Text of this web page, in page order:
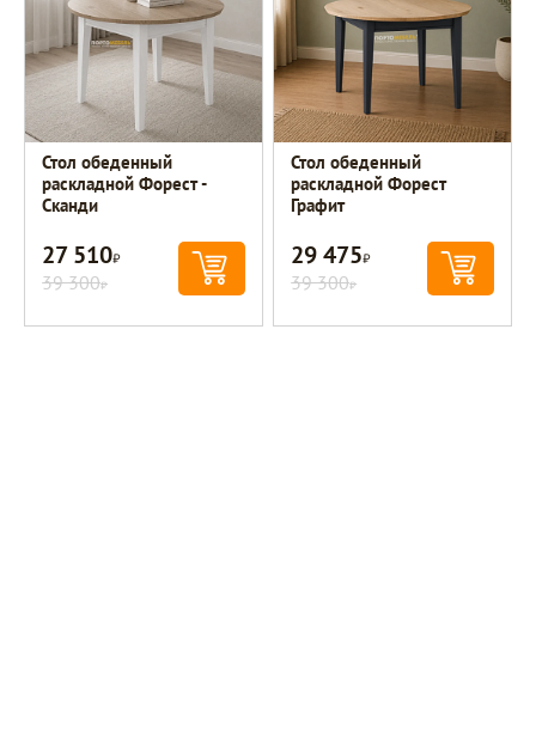
Стол обеденный
раскладной Форест -
Сканди
27 510Р
39 300Р
Стол обеденный
раскладной Форест
Графит
29 475Р
39 300Р